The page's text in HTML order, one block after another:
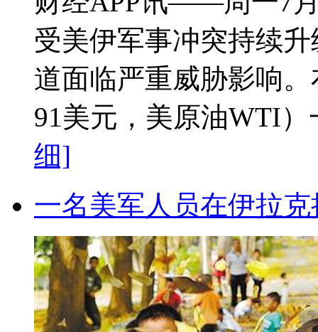
受美伊军事冲突持续
道面临严重威胁影响
91美元，美原油WTI）
细]
一名美军人员在伊拉